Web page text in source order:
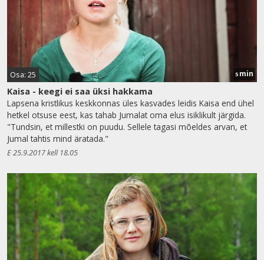
Osa: 25 5 min
Kaisa - keegi ei saa üksi hakkama
Lapsena kristlikus keskkonnas üles kasvades leidis Kaisa end ühel
hetkel otsuse eest, kas tahab Jumalat oma elus isiklikult järgida.
"Tundsin, et millestki on puudu. Sellele tagasi mõeldes arvan, et
Jumal tahtis mind äratada."
E 25.9.2017 kell 18.05